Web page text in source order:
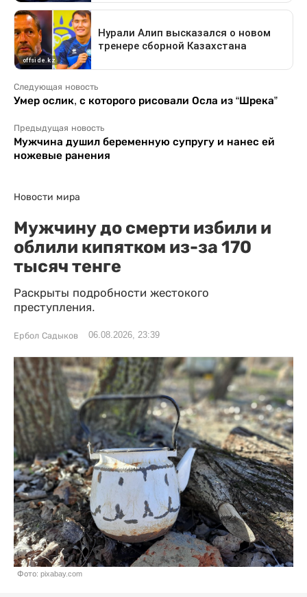
Следующая новость
Умер ослик, с которого рисовали Осла из “Шрека”
Предыдущая новость
Мужчина душил беременную супругу и нанес ей
ножевые ранения
Новости мира
Мужчину до смерти избили и
облили кипятком из-за 170
тысяч тенге
Раскрыты подробности жестокого
преступления.
Ербол Садыков 06.08.2026, 23:39
Фото: pixabay.com